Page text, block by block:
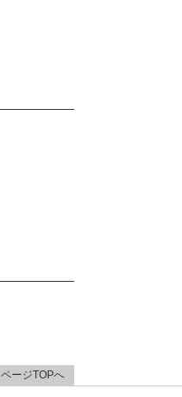
ページTOPへ